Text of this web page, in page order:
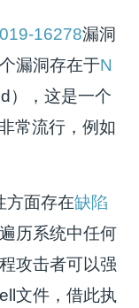
16278漏洞
漏洞存在于N
），这是一个
常流行，例如
方面存在缺陷
历系统中任何
攻击者可以强
文件，借此执